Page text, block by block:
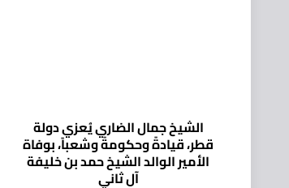
الشيخ جمال الضاري يُعزي دولة
قطر، قيادةً وحكومةً وشعباً، بوفاة
الأمير الوالد الشيخ حمد بن خليفة
آل ثاني